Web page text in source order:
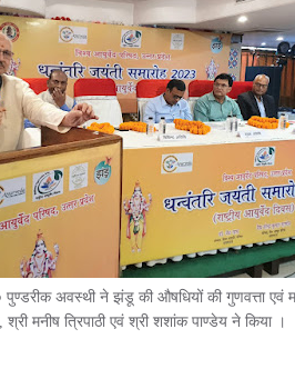
अवस्थी ने झंडू की औषधियों की गुणवत्ता एवं
मनीष त्रिपाठी एवं श्री शशांक पाण्डेय ने किया ।